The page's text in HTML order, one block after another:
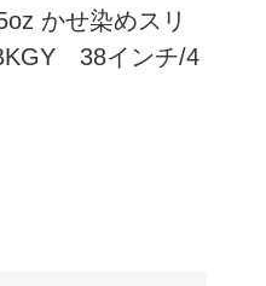
かせ染めスリ
38インチ/4